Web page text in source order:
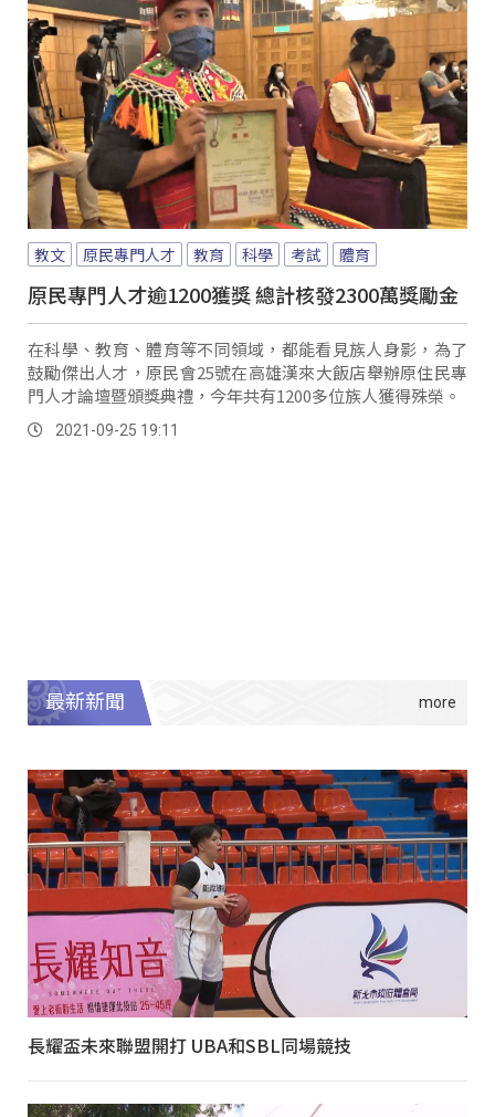
教文 原民專門人才 教育 科學 考試 體育
原民專門人才逾1200獲獎 總計核發2300萬獎勵金
在科學、教育、體育等不同領域，都能看見族人身影，為了
鼓勵傑出人才，原民會25號在高雄漢來大飯店舉辦原住民專
門人才論壇暨頒獎典禮，今年共有1200多位族人獲得殊榮。
2021-09-25 19:11
最新新聞
長耀盃未來聯盟開打 UBA和SBL同場競技